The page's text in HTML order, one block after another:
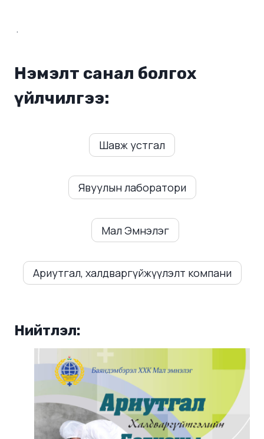
.
Нэмэлт санал болгох
үйлчилгээ:
Шавж устгал
Явуулын лаборатори
Мал Эмнэлэг
Ариутгал, халдваргүйжүүлэлт компани
Нийтлэл: